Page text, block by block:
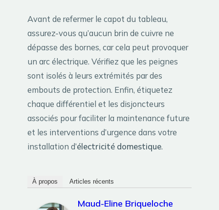
Avant de refermer le capot du tableau,
assurez-vous qu’aucun brin de cuivre ne
dépasse des bornes, car cela peut provoquer
un arc électrique. Vérifiez que les peignes
sont isolés à leurs extrémités par des
embouts de protection. Enfin, étiquetez
chaque différentiel et les disjoncteurs
associés pour faciliter la maintenance future
et les interventions d’urgence dans votre
installation d’électricité domestique.
À propos Articles récents
Maud-Eline Briqueloche